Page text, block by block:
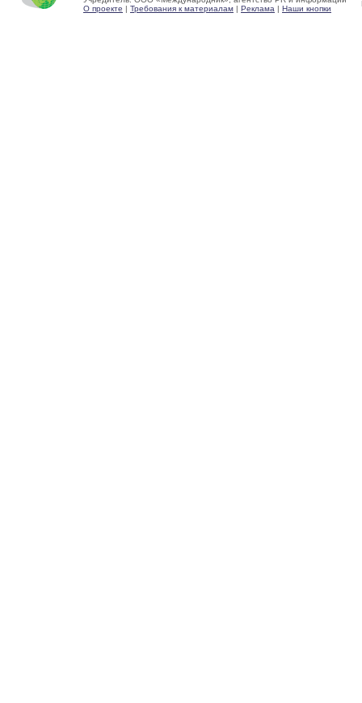
О проекте | Требования к материалам | Реклама | Наши кнопки